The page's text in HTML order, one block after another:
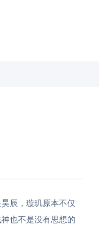
辰，璇玑原本不仅
也不是没有思想的